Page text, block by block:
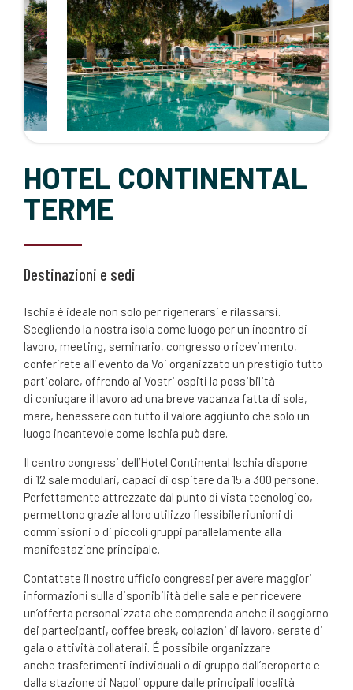
HOTEL CONTINENTAL
TERME
Destinazioni e sedi
Ischia è ideale non solo per rigenerarsi e rilassarsi.
Scegliendo la nostra isola come luogo per un incontro di
lavoro, meeting, seminario, congresso o ricevimento,
conferirete all’ evento da Voi organizzato un prestigio tutto
particolare, offrendo ai Vostri ospiti la possibilità
di coniugare il lavoro ad una breve vacanza fatta di sole,
mare, benessere con tutto il valore aggiunto che solo un
luogo incantevole come Ischia può dare.
Il centro congressi dell’Hotel Continental Ischia dispone
di 12 sale modulari, capaci di ospitare da 15 a 300 persone.
Perfettamente attrezzate dal punto di vista tecnologico,
permettono grazie al loro utilizzo flessibile riunioni di
commissioni o di piccoli gruppi parallelamente alla
manifestazione principale.
Contattate il nostro ufficio congressi per avere maggiori
informazioni sulla disponibilità delle sale e per ricevere
un’offerta personalizzata che comprenda anche il soggiorno
dei partecipanti, coffee break, colazioni di lavoro, serate di
gala o attività collaterali. É possibile organizzare
anche trasferimenti individuali o di gruppo dall’aeroporto e
dalla stazione di Napoli oppure dalle principali località